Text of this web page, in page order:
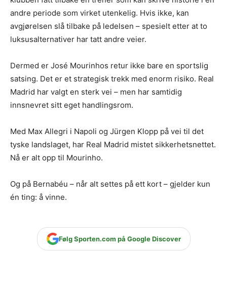
andre periode som virket utenkelig. Hvis ikke, kan
avgjørelsen slå tilbake på ledelsen – spesielt etter at to
luksusalternativer har tatt andre veier.
Dermed er José Mourinhos retur ikke bare en sportslig
satsing. Det er et strategisk trekk med enorm risiko. Real
Madrid har valgt en sterk vei – men har samtidig
innsnevret sitt eget handlingsrom.
Med Max Allegri i Napoli og Jürgen Klopp på vei til det
tyske landslaget, har Real Madrid mistet sikkerhetsnettet.
Nå er alt opp til Mourinho.
Og på Bernabéu – når alt settes på ett kort – gjelder kun
én ting: å vinne.
Følg Sporten.com på Google Discover